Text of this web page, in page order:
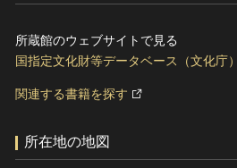
所蔵館のウェブサイトで見る
国指定文化財等データベース（文化庁）
関連する書籍を探す
所在地の地図